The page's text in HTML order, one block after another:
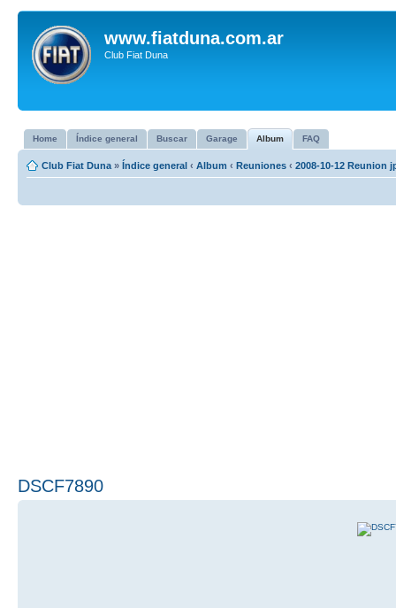
www.fiatduna.com.ar
Club Fiat Duna
Home Índice general Buscar Garage Album FAQ
Club Fiat Duna » Índice general ‹ Album ‹ Reuniones ‹ 2008-10-12 Reunion
DSCF7890